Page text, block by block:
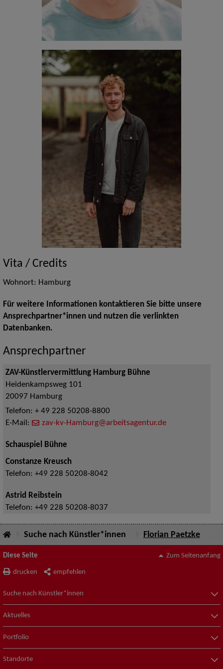
Vita / Credits
Wohnort: Hamburg
Für weitere Informationen kontaktieren Sie bitte unsere
Ansprechpartner*innen und nutzen die verlinkten
Datenbanken.
Ansprechpartner
ZAV-Künstlervermittlung Hamburg Bühne
Heidenkampsweg 101
20097 Hamburg
Telefon: + 49 228 50208-8800
E-Mail:
zav-kv-Hamburg@arbeitsagentur.de
Schauspiel Bühne
Constanze Kreusch
Telefon: +49 228 50208-8042
Astrid Reibstein
Telefon: +49 228 50208-8037
Suche nach Künstler*innen Florian Paetzke
Diese Seite
drucken empfehlen
Zum Seitenanfang
Suche nach Künstler*innen
Aktuelles
Portfolio
Standorte